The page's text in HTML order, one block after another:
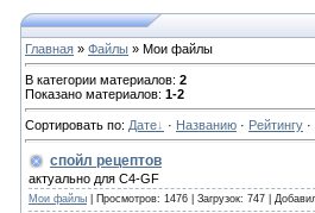
Главная » Файлы » Мои файлы
В категории материалов: 2
Показано материалов: 1-2
Сортировать по: Дате · Названию · Рейтингу ·
спойл рецептов
актуально для С4-GF
Мои файлы Просмотров: 1476 Загрузок: 747